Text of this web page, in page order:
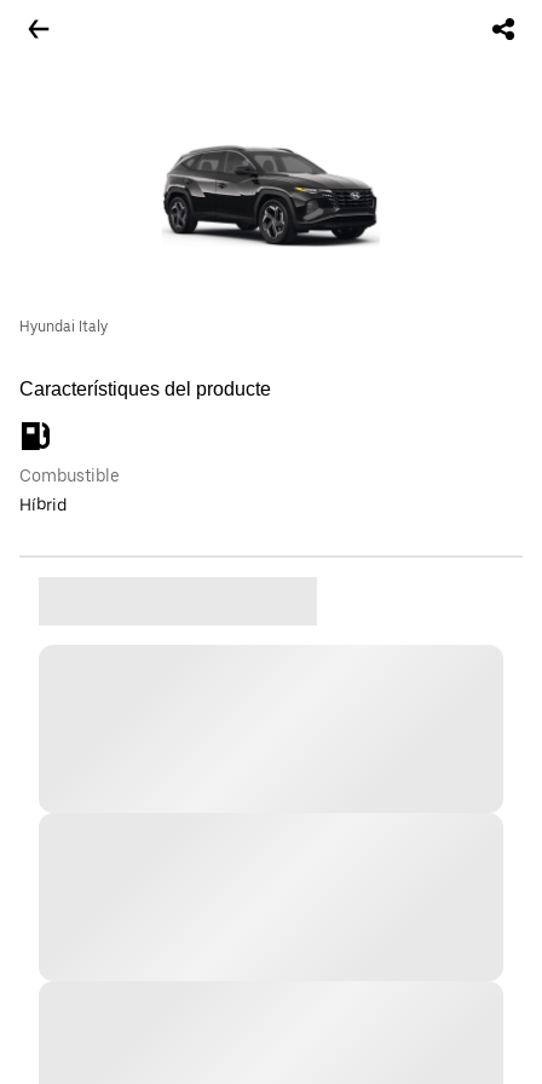
Hyundai Italy
Característiques del producte
Combustible
Híbrid